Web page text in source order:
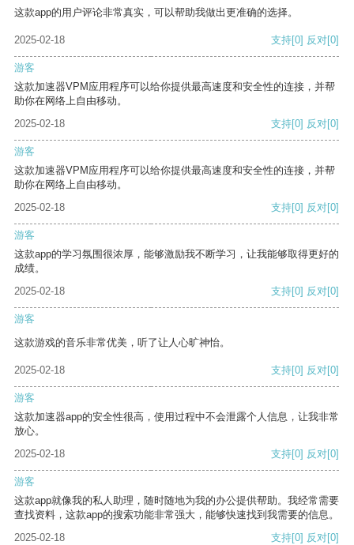
这款app的用户评论非常真实，可以帮助我做出更准确的选择。
2025-02-18 支持[0] 反对[0]
游客
这款加速器VPM应用程序可以给你提供最高速度和安全性的连接，并帮
助你在网络上自由移动。
2025-02-18
支持[0] 反对[0]
游客
这款加速器VPM应用程序可以给你提供最高速度和安全性的连接，并帮
助你在网络上自由移动。
2025-02-18
支持[0] 反对[0]
游客
这款app的学习氛围很浓厚，能够激励我不断学习，让我能够取得更好的
成绩。
2025-02-18
支持[0] 反对[0]
游客
这款游戏的音乐非常优美，听了让人心旷神怡。
2025-02-18 支持[0] 反对[0]
游客
这款加速器app的安全性很高，使用过程中不会泄露个人信息，让我非常
放心。
2025-02-18
支持[0] 反对[0]
游客
这款app就像我的私人助理，随时随地为我的办公提供帮助。我经常需要
查找资料，这款app的搜索功能非常强大，能够快速找到我需要的信息。
2025-02-18
支持[0] 反对[0]